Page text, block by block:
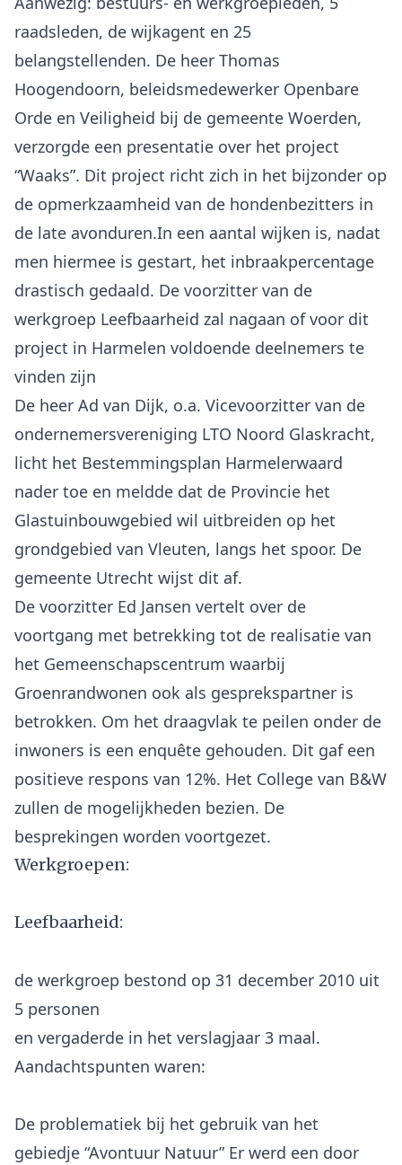
raadsleden, de wijkagent en 25
belangstellenden. De heer Thomas
Hoogendoorn, beleidsmedewerker Openbare
Orde en Veiligheid bij de gemeente Woerden,
verzorgde een presentatie over het project
“Waaks”. Dit project richt zich in het bijzonder op
de opmerkzaamheid van de hondenbezitters in
de late avonduren.In een aantal wijken is, nadat
men hiermee is gestart, het inbraakpercentage
drastisch gedaald. De voorzitter van de
werkgroep Leefbaarheid zal nagaan of voor dit
project in Harmelen voldoende deelnemers te
vinden zijn
De heer Ad van Dijk, o.a. Vicevoorzitter van de
ondernemersvereniging LTO Noord Glaskracht,
licht het Bestemmingsplan Harmelerwaard
nader toe en meldde dat de Provincie het
Glastuinbouwgebied wil uitbreiden op het
grondgebied van Vleuten, langs het spoor. De
gemeente Utrecht wijst dit af.
De voorzitter Ed Jansen vertelt over de
voortgang met betrekking tot de realisatie van
het Gemeenschapscentrum waarbij
Groenrandwonen ook als gesprekspartner is
betrokken. Om het draagvlak te peilen onder de
inwoners is een enquête gehouden. Dit gaf een
positieve respons van 12%. Het College van B&W
zullen de mogelijkheden bezien. De
Werkgroepen:
Leefbaarheid:
de werkgroep bestond op 31 december 2010 uit
5 personen
en vergaderde in het verslagjaar 3 maal.
De problematiek bij het gebruik van het
gebiedje “Avontuur Natuur” Er werd een door